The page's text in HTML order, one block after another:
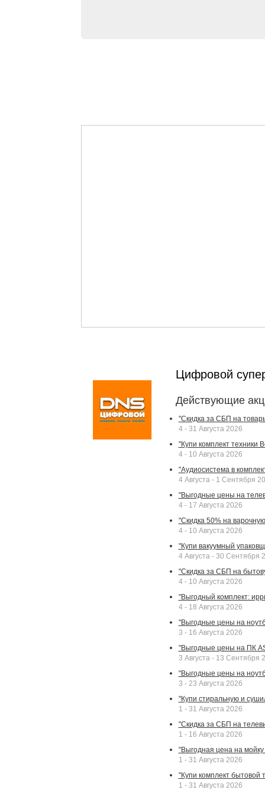
Цифровой
Действующие
"Скидка за СБП на
4 - 31 Августа 2026
"Купи комплект техники
4 - 10 Августа 2026
"Аудиосистема в
4 Августа - 1 Сентября
"Выгодные цены на
4 - 17 Августа 2026
"Скидка 50% на
4 - 10 Августа 2026
"Купи вакуумный
4 Августа - 30 Сентября
"Скидка за СБП на
4 - 10 Августа 2026
"Выгодный комплект:
4 - 18 Августа 2026
"Выгодные цены на
3 - 16 Августа 2026
"Выгодные цены на ПК
3 Августа - 13 Сентября
"Выгодные цены на
3 - 23 Августа 2026
"Купи стиральную и
1 - 31 Августа 2026
"Скидка за СБП на
1 - 16 Августа 2026
"Выгодная цена на
1 - 31 Августа 2026
"Купи комплект бытовой
1 - 31 Августа 2026